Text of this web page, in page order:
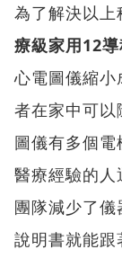
為了解決以上
療級家用12
心電圖儀縮小
者在家中可
圖儀有多個
醫療經驗的
團隊減少了
說明書就能跟